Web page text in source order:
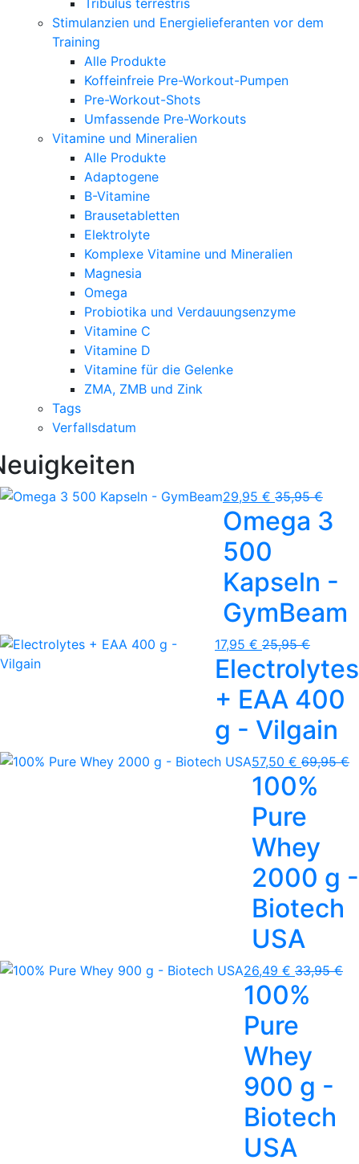
Stimulanzien und Energielieferanten vor dem
Training
Alle Produkte
Koffeinfreie Pre-Workout-Pumpen
Pre-Workout-Shots
Umfassende Pre-Workouts
Vitamine und Mineralien
Alle Produkte
Adaptogene
B-Vitamine
Brausetabletten
Elektrolyte
Komplexe Vitamine und Mineralien
Magnesia
Omega
Probiotika und Verdauungsenzyme
Vitamine C
Vitamine D
Vitamine für die Gelenke
ZMA, ZMB und Zink
Tags
Verfallsdatum
29,95 € 35,95 €
Omega 3
500
Kapseln -
GymBeam
17,95 € 25,95 €
Electrolytes
+ EAA 400
g - Vilgain
57,50 € 69,95 €
100%
Pure
Whey
2000 g -
Biotech
USA
26,49 € 33,95 €
100%
Pure
Whey
900 g -
Biotech
USA